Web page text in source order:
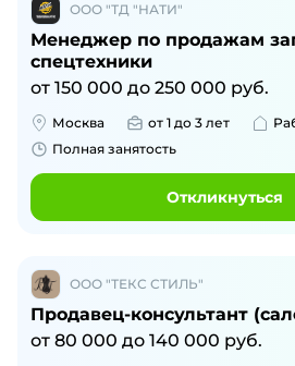
ООО "ТД "НАТИ"
Менеджер по продажам
спецтехники
от 150 000 до 250 000 руб.
Москва от 1 до 3 лет
Полная занятость
Откликнуться
ООО "ТЕКС СТИЛЬ"
Продавец-консультант
от 80 000 до 140 000 руб.